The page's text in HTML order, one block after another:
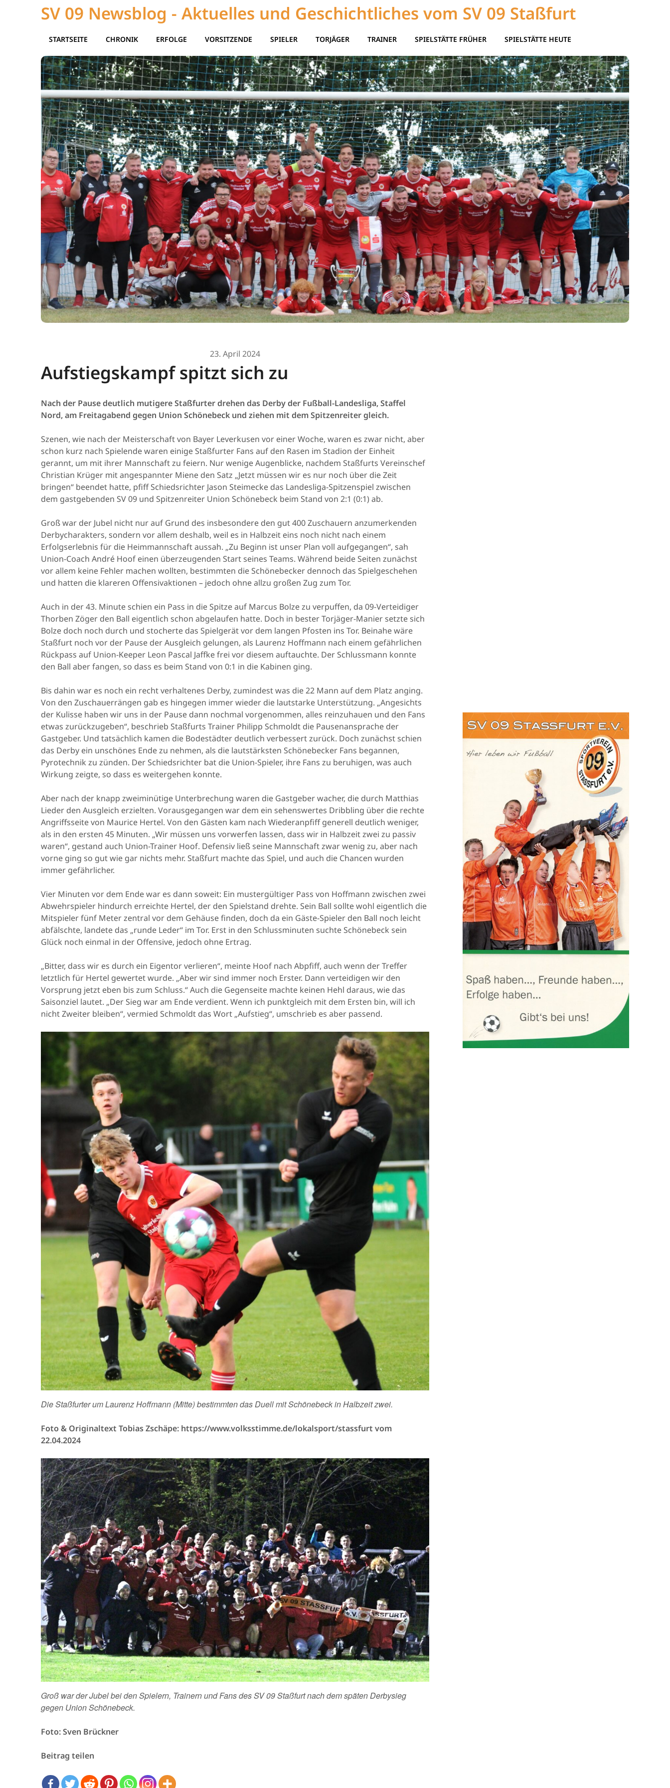
SV 09 Newsblog - Aktuelles und Geschichtliches vom SV 09 Staßfurt
STARTSEITE CHRONIK ERFOLGE VORSITZENDE SPIELER TORJÄGER TRAINER SPIELSTÄTTE FRÜHER SPIELSTÄTTE HEUTE
23. April 2024
Aufstiegskampf spitzt sich zu
Nach der Pause deutlich mutigere Staßfurter drehen das Derby der Fußball-Landesliga, Staffel
Nord, am Freitagabend gegen Union Schönebeck und ziehen mit dem Spitzenreiter gleich.
Szenen, wie nach der Meisterschaft von Bayer Leverkusen vor einer Woche, waren es zwar nicht, aber
schon kurz nach Spielende waren einige Staßfurter Fans auf den Rasen im Stadion der Einheit
gerannt, um mit ihrer Mannschaft zu feiern. Nur wenige Augenblicke, nachdem Staßfurts Vereinschef
Christian Krüger mit angespannter Miene den Satz „Jetzt müssen wir es nur noch über die Zeit
bringen“ beendet hatte, pfiff Schiedsrichter Jason Steimecke das Landesliga-Spitzenspiel zwischen
dem gastgebenden SV 09 und Spitzenreiter Union Schönebeck beim Stand von 2:1 (0:1) ab.
Groß war der Jubel nicht nur auf Grund des insbesondere den gut 400 Zuschauern anzumerkenden
Derbycharakters, sondern vor allem deshalb, weil es in Halbzeit eins noch nicht nach einem
Erfolgserlebnis für die Heimmannschaft aussah. „Zu Beginn ist unser Plan voll aufgegangen“, sah
Union-Coach André Hoof einen überzeugenden Start seines Teams. Während beide Seiten zunächst
vor allem keine Fehler machen wollten, bestimmten die Schönebecker dennoch das Spielgeschehen
und hatten die klareren Offensivaktionen – jedoch ohne allzu großen Zug zum Tor.
Auch in der 43. Minute schien ein Pass in die Spitze auf Marcus Bolze zu verpuffen, da 09-Verteidiger
Thorben Zöger den Ball eigentlich schon abgelaufen hatte. Doch in bester Torjäger-Manier setzte sich
Bolze doch noch durch und stocherte das Spielgerät vor dem langen Pfosten ins Tor. Beinahe wäre
Staßfurt noch vor der Pause der Ausgleich gelungen, als Laurenz Hoffmann nach einem gefährlichen
Rückpass auf Union-Keeper Leon Pascal Jaffke frei vor diesem auftauchte. Der Schlussmann konnte
den Ball aber fangen, so dass es beim Stand von 0:1 in die Kabinen ging.
Bis dahin war es noch ein recht verhaltenes Derby, zumindest was die 22 Mann auf dem Platz anging.
Von den Zuschauerrängen gab es hingegen immer wieder die lautstarke Unterstützung. „Angesichts
der Kulisse haben wir uns in der Pause dann nochmal vorgenommen, alles reinzuhauen und den Fans
etwas zurückzugeben“, beschrieb Staßfurts Trainer Philipp Schmoldt die Pausenansprache der
Gastgeber. Und tatsächlich kamen die Bodestädter deutlich verbessert zurück. Doch zunächst schien
das Derby ein unschönes Ende zu nehmen, als die lautstärksten Schönebecker Fans begannen,
Pyrotechnik zu zünden. Der Schiedsrichter bat die Union-Spieler, ihre Fans zu beruhigen, was auch
Wirkung zeigte, so dass es weitergehen konnte.
Aber nach der knapp zweiminütige Unterbrechung waren die Gastgeber wacher, die durch Matthias
Lieder den Ausgleich erzielten. Vorausgegangen war dem ein sehenswertes Dribbling über die rechte
Angriffsseite von Maurice Hertel. Von den Gästen kam nach Wiederanpfiff generell deutlich weniger,
als in den ersten 45 Minuten. „Wir müssen uns vorwerfen lassen, dass wir in Halbzeit zwei zu passiv
waren“, gestand auch Union-Trainer Hoof. Defensiv ließ seine Mannschaft zwar wenig zu, aber nach
vorne ging so gut wie gar nichts mehr. Staßfurt machte das Spiel, und auch die Chancen wurden
immer gefährlicher.
Vier Minuten vor dem Ende war es dann soweit: Ein mustergültiger Pass von Hoffmann zwischen zwei
Abwehrspieler hindurch erreichte Hertel, der den Spielstand drehte. Sein Ball sollte wohl eigentlich die
Mitspieler fünf Meter zentral vor dem Gehäuse finden, doch da ein Gäste-Spieler den Ball noch leicht
abfälschte, landete das „runde Leder“ im Tor. Erst in den Schlussminuten suchte Schönebeck sein
Glück noch einmal in der Offensive, jedoch ohne Ertrag.
„Bitter, dass wir es durch ein Eigentor verlieren“, meinte Hoof nach Abpfiff, auch wenn der Treffer
letztlich für Hertel gewertet wurde. „Aber wir sind immer noch Erster. Dann verteidigen wir den
Vorsprung jetzt eben bis zum Schluss.“ Auch die Gegenseite machte keinen Hehl daraus, wie das
Saisonziel lautet. „Der Sieg war am Ende verdient. Wenn ich punktgleich mit dem Ersten bin, will ich
nicht Zweiter bleiben“, vermied Schmoldt das Wort „Aufstieg“, umschrieb es aber passend.
Die Staßfurter um Laurenz Hoffmann (Mitte) bestimmten das Duell mit Schönebeck in Halbzeit zwei.
Foto & Originaltext Tobias Zschäpe: https://www.volksstimme.de/lokalsport/stassfurt vom
22.04.2024
Groß war der Jubel bei den Spielern, Trainern und Fans des SV 09 Staßfurt nach dem späten Derbysieg
gegen Union Schönebeck.
Foto: Sven Brückner
Beitrag teilen